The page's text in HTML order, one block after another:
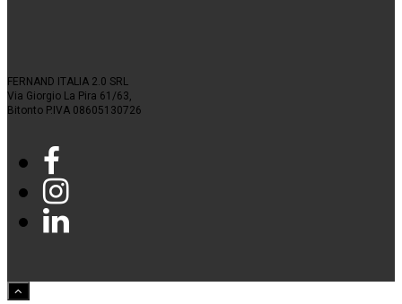
FERNAND ITALIA 2.0 SRL
Via Giorgio La Pira 61/63,
Bitonto P.IVA 08605130726